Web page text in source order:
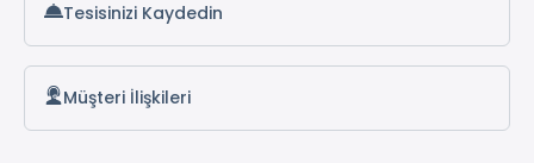
Tesisinizi Kaydedin
Müşteri İlişkileri